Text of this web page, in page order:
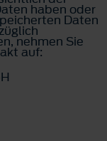
haben oder
Daten
nehmen Sie
auf: